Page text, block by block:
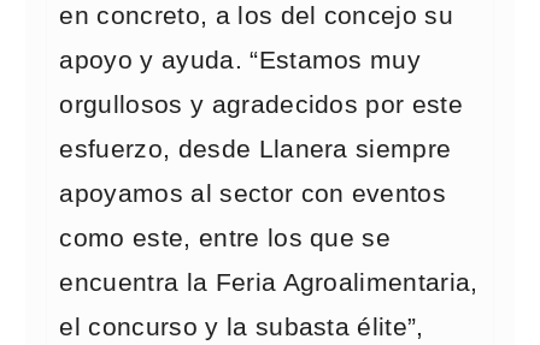
en concreto, a los del concejo su
apoyo y ayuda. “Estamos muy
orgullosos y agradecidos por este
esfuerzo, desde Llanera siempre
apoyamos al sector con eventos
como este, entre los que se
encuentra la Feria Agroalimentaria,
el concurso y la subasta élite”,